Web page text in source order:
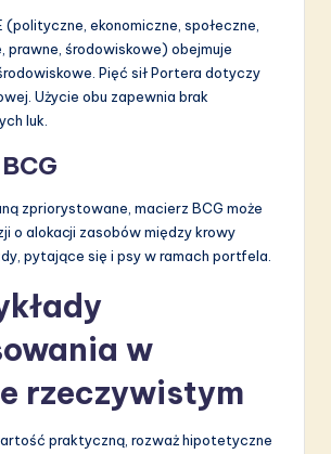
(polityczne, ekonomiczne, społeczne,
prawne, środowiskowe) obejmuje
Pięć sił Portera dotyczy
Użycie obu zapewnia brak
luk.
zpriorystowane, macierz BCG może
o alokacji zasobów między krowy
pytające się i psy w ramach portfela.
w
rzeczywistym
praktyczną, rozważ hipotetyczne